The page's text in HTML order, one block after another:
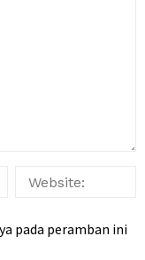
pada peramban ini